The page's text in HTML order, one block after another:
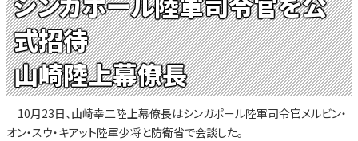
式招待
山崎陸上幕僚長
10月23日、山崎幸二陸上幕僚長はシンガポール陸軍司令官メルビン・
オン・スウ・キアット陸軍少将と防衛省で会談した。